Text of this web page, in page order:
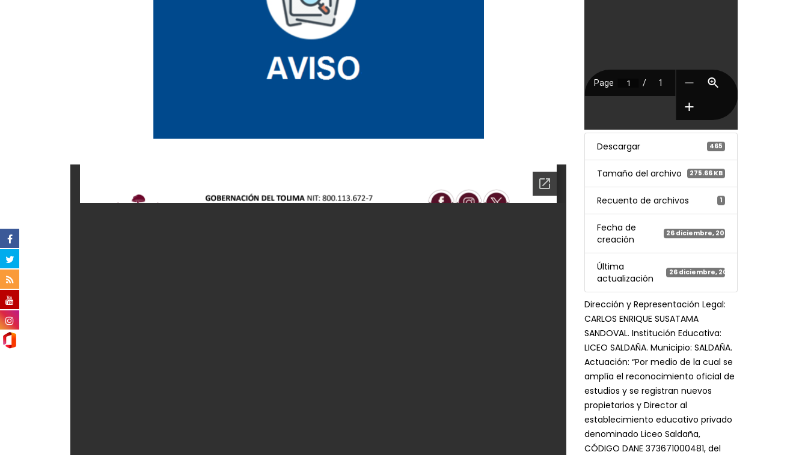
Descargar 465
Tamaño del archivo 275.66 KB
Recuento de archivos 1
Fecha de
creación
26 diciembre, 2025
Última
actualización
26 diciembre, 2025
Dirección y Representación Legal:
CARLOS ENRIQUE SUSATAMA
SANDOVAL. Institución Educativa:
LICEO SALDAÑA. Municipio: SALDAÑA.
Actuación: “Por medio de la cual se
amplía el reconocimiento oficial de
estudios y se registran nuevos
propietarios y Director al
establecimiento educativo privado
denominado Liceo Saldaña,
CÓDIGO DANE 373671000481, del